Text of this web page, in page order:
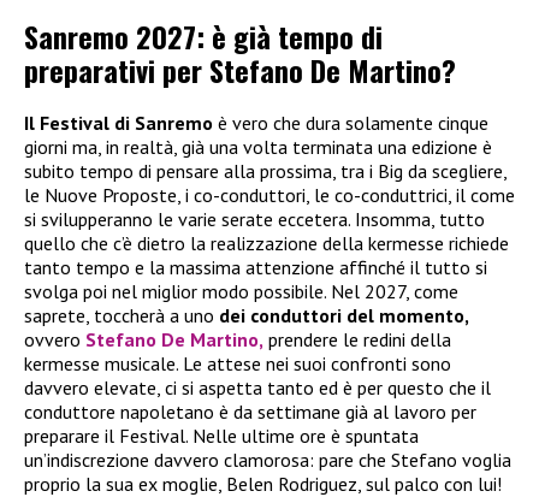
Sanremo 2027: è già tempo di
preparativi per Stefano De Martino?
Il Festival di Sanremo è vero che dura solamente cinque
giorni ma, in realtà, già una volta terminata una edizione è
subito tempo di pensare alla prossima, tra i Big da scegliere,
le Nuove Proposte, i co-conduttori, le co-conduttrici, il come
si svilupperanno le varie serate eccetera. Insomma, tutto
quello che c’è dietro la realizzazione della kermesse richiede
tanto tempo e la massima attenzione affinché il tutto si
svolga poi nel miglior modo possibile. Nel 2027, come
saprete, toccherà a uno dei conduttori del momento,
ovvero Stefano De Martino, prendere le redini della
kermesse musicale. Le attese nei suoi confronti sono
davvero elevate, ci si aspetta tanto ed è per questo che il
conduttore napoletano è da settimane già al lavoro per
preparare il Festival. Nelle ultime ore è spuntata
un’indiscrezione davvero clamorosa: pare che Stefano voglia
proprio la sua ex moglie, Belen Rodriguez, sul palco con lui!